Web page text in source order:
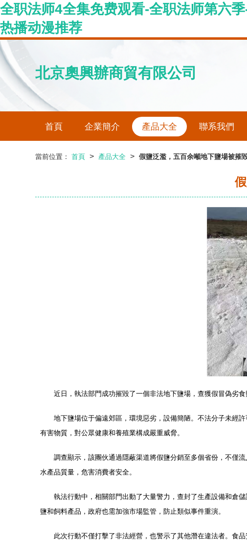
全职法师4全集免费观看-全职法师第六
热播动漫推荐
北京奧興辦商貿有限公司
首頁 企業簡介 產品大全 聯系我們
當前位置： 首頁 > 產品大全 > 假鹽泛濫，五百余噸地下鹽場被摧
近日，執法部門成功摧毀了一個非法地下鹽場，查獲假冒偽劣
地下鹽場位于偏遠郊區，環境惡劣，設備簡陋。不法分子未經
有害物質，對公眾健康和養殖業構成嚴重威脅。
調查顯示，該團伙通過隱蔽渠道將假鹽分銷至多個省份，不僅
水產品質量，危害消費者安全。
執法行動中，相關部門出動了大量警力，查封了生產設備和倉
鹽和飼料產品，政府也需加強市場監管，防止類似事件重演。
此次行動不僅打擊了非法經營，也警示了其他潛在違法者。食